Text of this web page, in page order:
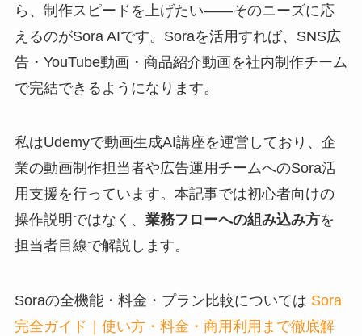
ら、制作スピードを上げたい——そのニーズに応
えるのがSora AIです。Soraを活用すれば、SNS広
告・YouTube動画・商品紹介動画を社内制作チーム
で完結できるようになります。
私はUdemyで動画生成AI講座を運営しており、企
業の動画制作担当者や広告運用チームへのSora活
用支援を行っています。本記事では初心者向けの
操作説明ではなく、 業務フローへの組み込み方を
担当者目線で解説します。
Soraの全機能・料金・プラン比較については Sora
完全ガイド｜使い方・料金・商用利用まで徹底解